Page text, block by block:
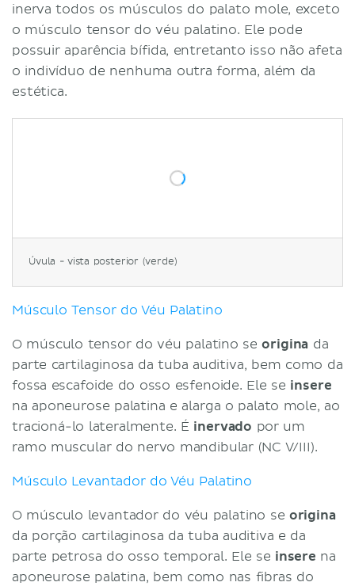
inerva todos os músculos do palato mole, exceto
o músculo tensor do véu palatino. Ele pode
possuir aparência bífida, entretanto isso não afeta
o indivíduo de nenhuma outra forma, além da
estética.
Úvula - vista posterior (verde)
Músculo Tensor do Véu Palatino
O músculo tensor do véu palatino seorigina da
parte cartilaginosa da tuba auditiva, bem como da
fossa escafoide do osso esfenoide. Ele se insere
na aponeurose palatina e alarga o palato mole, ao
tracioná-lo lateralmente. É inervado por um
ramo muscular do nervo mandibular (NC V/III).
Músculo Levantador do Véu Palatino
O músculo levantador do véu palatino se origina
da porção cartilaginosa da tuba auditiva e da
parte petrosa do osso temporal. Ele se insere na
aponeurose palatina, bem como nas fibras do